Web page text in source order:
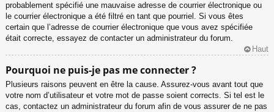
probablement spécifié une mauvaise adresse de courrier électronique ou
le courrier électronique a été filtré en tant que pourriel. Si vous êtes
certain que l’adresse de courrier électronique que vous avez spécifiée
était correcte, essayez de contacter un administrateur du forum.
Haut
Pourquoi ne puis-je pas me connecter ?
Plusieurs raisons peuvent en être la cause. Assurez-vous avant tout que
votre nom d’utilisateur et votre mot de passe soient corrects. Si tel est le
cas, contactez un administrateur du forum afin de vous assurer de ne pas